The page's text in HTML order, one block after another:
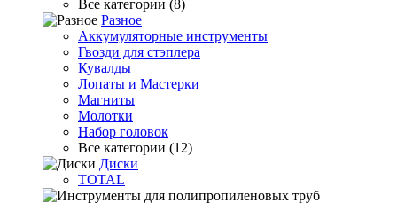
Все категории (8)
Разное
Аккумуляторные инструменты
Гвозди для стэплера
Кувалды
Лопаты и Мастерки
Магниты
Молотки
Набор головок
Все категории (12)
Диски
TOTAL